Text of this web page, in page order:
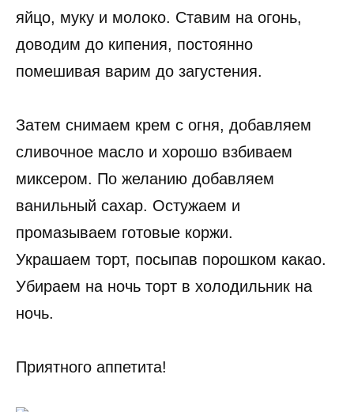
яйцо, муку и молоко. Ставим на огонь,
доводим до кипения, постоянно
помешивая варим до загустения.
Затем снимаем крем с огня, добавляем
сливочное масло и хорошо взбиваем
миксером. По желанию добавляем
ванильный сахар. Остужаем и
промазываем готовые коржи.
Украшаем торт, посыпав порошком какао.
Убираем на ночь торт в холодильник на
ночь.
Приятного аппетита!